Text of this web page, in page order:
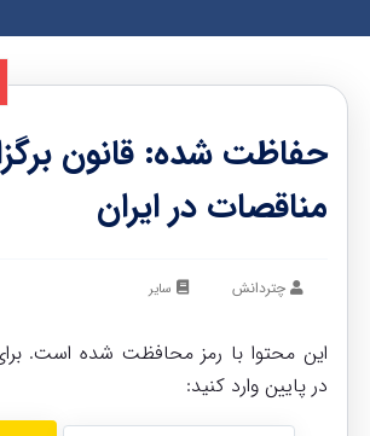
حفاظت شده: قانون
مناقصات در ایران
چتردانش سایر
این محتوا با رمز محافظت شده است.
در پایین وارد کنید: